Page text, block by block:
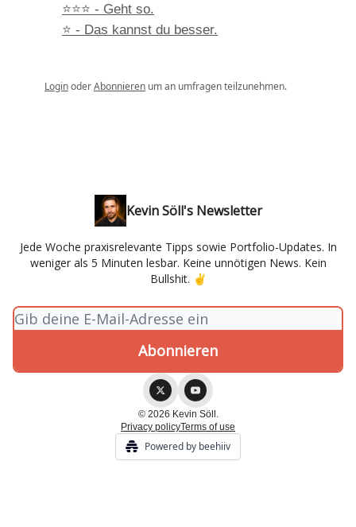
⭐⭐⭐ - Geht so.
⭐ - Das kannst du besser.
LoginoderAbonnieren um an umfragen teilzunehmen.
Kevin Söll's Newsletter
Jede Woche praxisrelevante Tipps sowie Portfolio-Updates. In
weniger als 5 Minuten lesbar. Keine unnötigen News. Kein
Bullshit. ✌
© 2026 Kevin Söll.
Privacy policyTerms of use
Powered by beehiiv